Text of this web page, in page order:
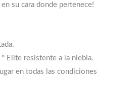
su cara donde pertenece!
Elite resistente a la niebla.
en todas las condiciones